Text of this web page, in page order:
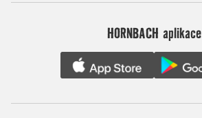
HORNBACH aplikace